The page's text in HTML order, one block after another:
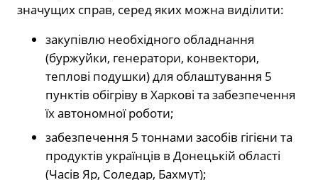
значущих справ, серед яких можна виділити:
закупівлю необхідного обладнання
(буржуйки, генератори, конвектори,
теплові подушки) для облаштування 5
пунктів обігріву в Харкові та забезпечення
їх автономної роботи;
забезпечення 5 тоннами засобів гігієни та
продуктів українців в Донецькій області
(Часів Яр, Соледар, Бахмут);